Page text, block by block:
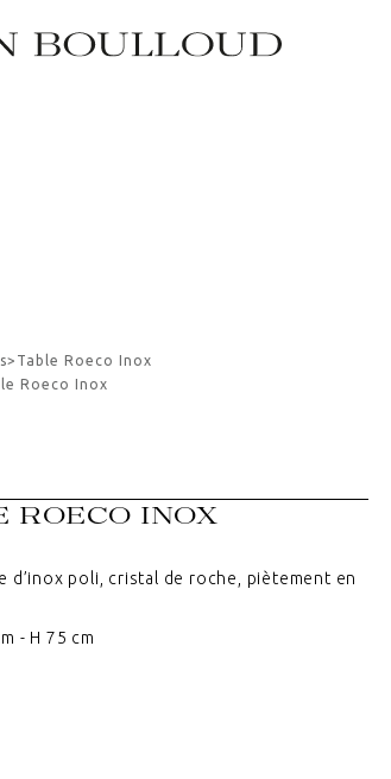
> Table Roeco Inox
Roeco Inox
ROECO INOX
d’inox poli, cristal de roche, piètement en
- H 75 cm